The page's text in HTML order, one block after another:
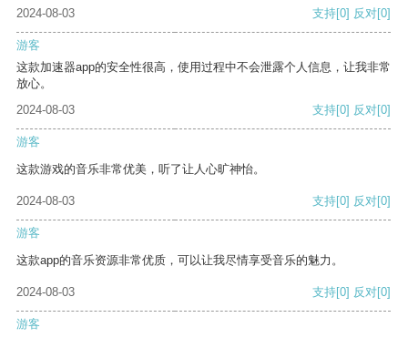
2024-08-03 支持[0] 反对[0]
游客
这款加速器app的安全性很高，使用过程中不会泄露个人信息，让我非常
放心。
2024-08-03
支持[0] 反对[0]
游客
这款游戏的音乐非常优美，听了让人心旷神怡。
2024-08-03 支持[0] 反对[0]
游客
这款app的音乐资源非常优质，可以让我尽情享受音乐的魅力。
2024-08-03 支持[0] 反对[0]
游客